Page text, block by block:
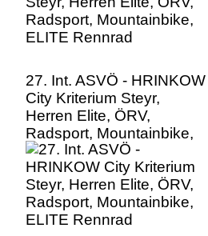
27. Int. ASVÖ - HRINKOW
City Kriterium Steyr,
Herren Elite, ÖRV,
Radsport, Mountainbike,
ELITE Rennrad